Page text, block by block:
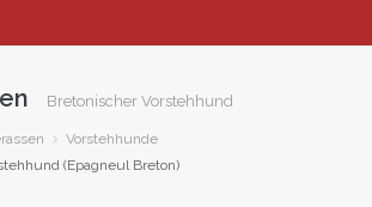
Bretonischer Vorstehhund
Vorstehhunde
(Epagneul Breton)